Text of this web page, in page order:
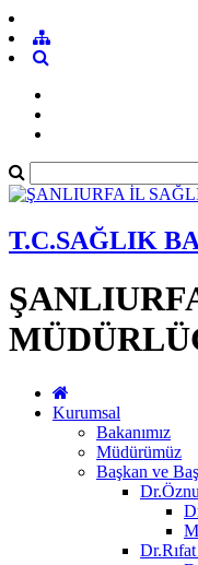
T.C.SAĞLIK
Kurumsal
Bakanımız
Müdürümüz
Başkan ve